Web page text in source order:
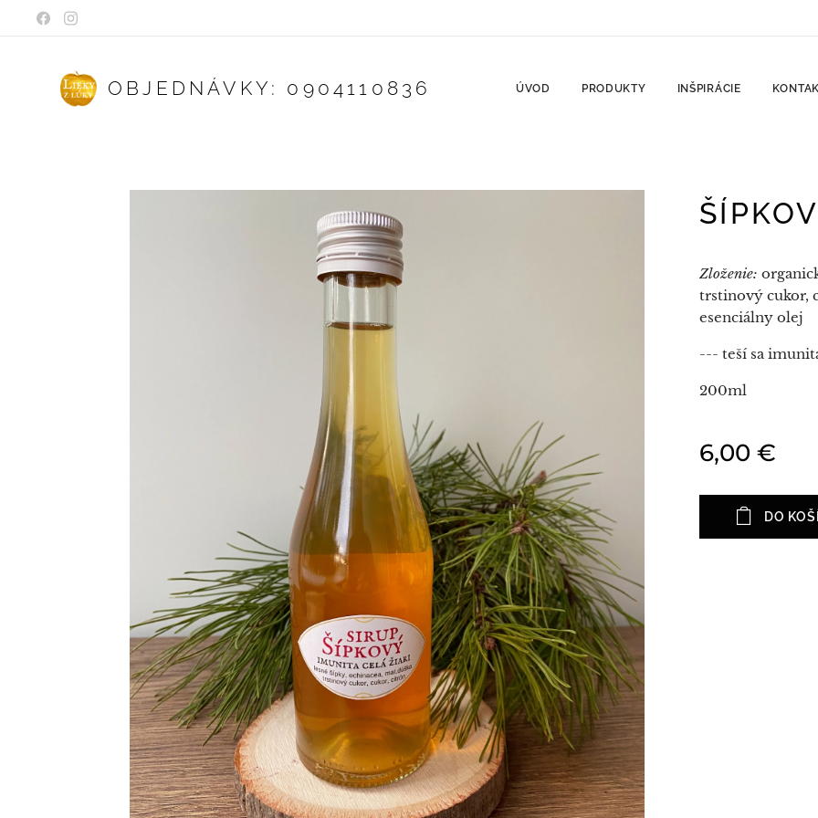
OBJEDNÁVKY: 0904110836 ÚVOD PRODUKTY INŠPIRÁCIE
Zloženie:
trstinový cukor,
esenciálny olej
--- teší sa
200ml
6,00 €
DO